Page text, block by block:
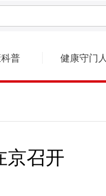
普 健康守门人
京召开